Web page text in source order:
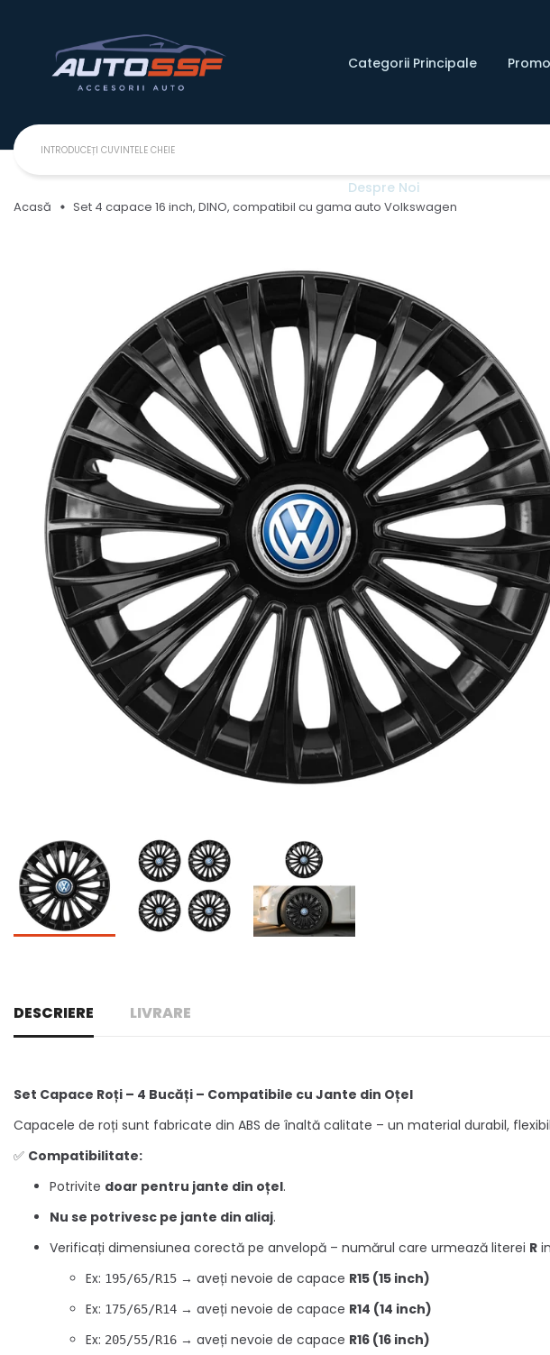
Categorii Principale
Despre Noi
Acasă Set 4 capace 16 inch, DINO, compatibil cu gama auto Volkswagen
DESCRIERE LIVRARE
Set Capace Roți – 4 Bucăți – Compatibile cu Jante din Oțel
Capacele de roți sunt fabricate din ABS de înaltă calitate – un material durabil,
✅ Compatibilitate:
Potrivite doar pentru jante din oțel.
Nu se potrivesc pe jante din aliaj.
Verificați dimensiunea corectă pe anvelopă – numărul care urmează literei R
Ex: 195/65/R15 → aveți nevoie de capace R15 (15 inch)
Ex: 175/65/R14 → aveți nevoie de capace R14 (14 inch)
Ex: 205/55/R16 → aveți nevoie de capace R16 (16 inch)